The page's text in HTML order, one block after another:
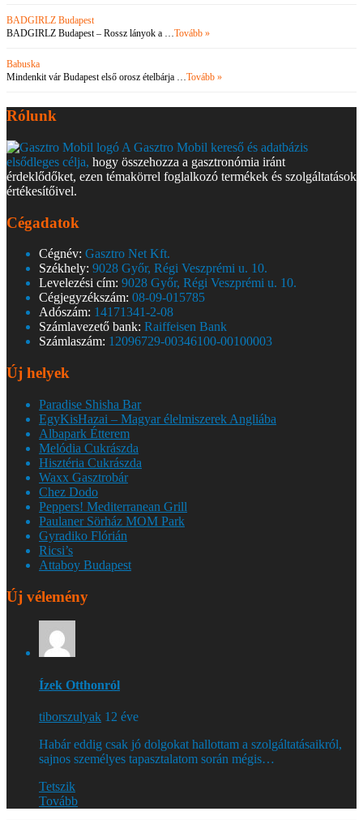
BADGIRLZ Budapest
BADGIRLZ Budapest – Rossz lányok a … Tovább »
Babuska
Mindenkit vár Budapest első orosz ételbárja … Tovább »
Rólunk
A Gasztro Mobil kereső és adatbázis
elsődleges célja, hogy összehozza a gasztronómia iránt
érdeklődőket, ezen témakörrel foglalkozó termékek és szolgáltatások
értékesítőivel.
Cégadatok
Cégnév: Gasztro Net Kft.
Székhely: 9028 Győr, Régi Veszprémi u. 10.
Levelezési cím: 9028 Győr, Régi Veszprémi u. 10.
Cégjegyzékszám: 08-09-015785
Adószám: 14171341-2-08
Számlavezető bank: Raiffeisen Bank
Számlaszám: 12096729-00346100-00100003
Új helyek
Paradise Shisha Bar
EgyKisHazai – Magyar élelmiszerek Angliába
Albapark Étterem
Melódia Cukrászda
Hisztéria Cukrászda
Waxx Gasztrobár
Chez Dodo
Peppers! Mediterranean Grill
Paulaner Sörház MOM Park
Gyradiko Flórián
Ricsi’s
Attaboy Budapest
Új vélemény
Ízek Otthonról
tiborszulyak 12 éve
Habár eddig csak jó dolgokat hallottam a szolgáltatásaikról,
sajnos személyes tapasztalatom során mégis…
Tetszik
Tovább